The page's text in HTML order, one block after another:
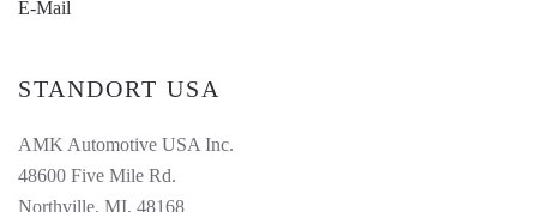
E-Mail
STANDORT USA
AMK Automotive USA Inc.
48600 Five Mile Rd.
Northville, MI, 48168